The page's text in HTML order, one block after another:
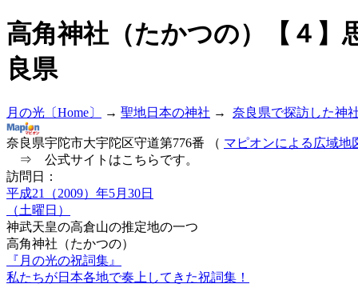
高角神社（たかつの）【４】
良県
月の光〔Home〕 → 聖地日本の神社 → 奈良県で探訪した神
奈良県宇陀市大宇陀区守道第776番 （ マピオンによる広域地
⇒ 公式サイトはこちらです。
訪問日：
平成21（2009）年5月30日
（土曜日）
神武天皇の高倉山の推定地の一つ
高角神社（たかつの）
『月の光の祝詞集』
私たちが日本各地で奏上してきた祝詞集！